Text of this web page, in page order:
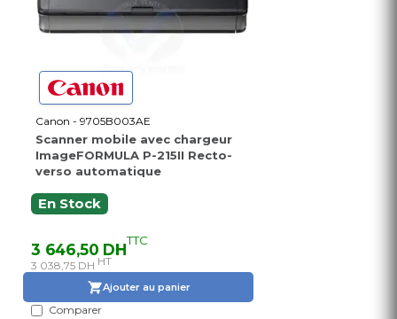
Canon - 9705B003AE
Scanner mobile avec chargeur
ImageFORMULA P-215II Recto-
verso automatique
En Stock
3 646,50 DHTTC
3 038,75 DH HT
Ajouter au panier
Comparer